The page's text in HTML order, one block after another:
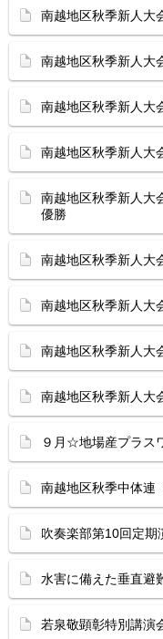
南越地区秋季新人
南越地区秋季新人
南越地区秋季新人
南越地区秋季新人
南越地区秋季新人
優勝
南越地区秋季新人
南越地区秋季新人
南越地区秋季新人
南越地区秋季新人
９月☆地場産プラス
南越地区秋季中体連
吹奏楽部第10回定期
水害に備えた垂直避
若泉敬顕彰特別講演